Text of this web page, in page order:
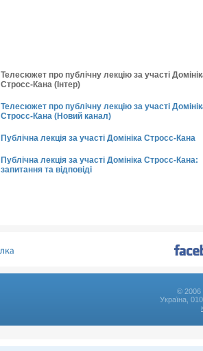
Телесюжет про публічну лекцію за участі
Стросс-Кана (Інтер)
Телесюжет про публічну лекцію за участі
Стросс-Кана (Новий канал)
Публічна лекція за участі Домініка Стросс-Кана
Публічна лекція за участі Домініка Стросс-Кана:
запитання та відповіді
© 2006
Україна,